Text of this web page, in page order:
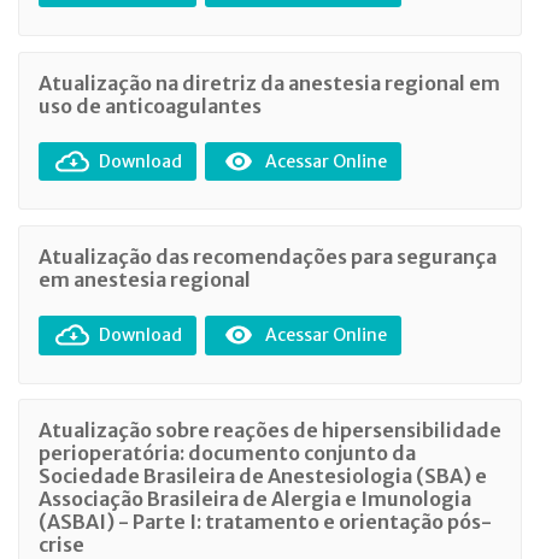
Atualização na diretriz da anestesia regional em
uso de anticoagulantes
Download Acessar Online
Atualização das recomendações para segurança
em anestesia regional
Download Acessar Online
Atualização sobre reações de hipersensibilidade
perioperatória: documento conjunto da
Sociedade Brasileira de Anestesiologia (SBA) e
Associação Brasileira de Alergia e Imunologia
(ASBAI) - Parte I: tratamento e orientação pós-
crise